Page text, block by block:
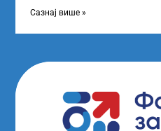
Сазнај више »